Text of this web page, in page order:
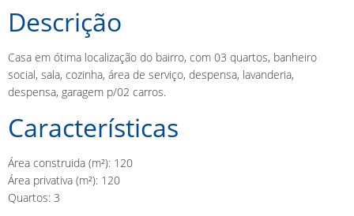
Descrição
Casa em ótima localização do bairro, com 03 quartos, banheiro
social, sala, cozinha, área de serviço, despensa, lavanderia,
despensa, garagem p/02 carros.
Características
Área construida (m²): 120
Área privativa (m²): 120
Quartos: 3